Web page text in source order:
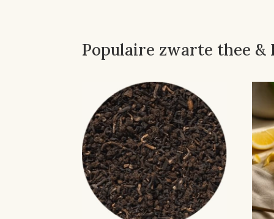
Populaire zwarte thee &